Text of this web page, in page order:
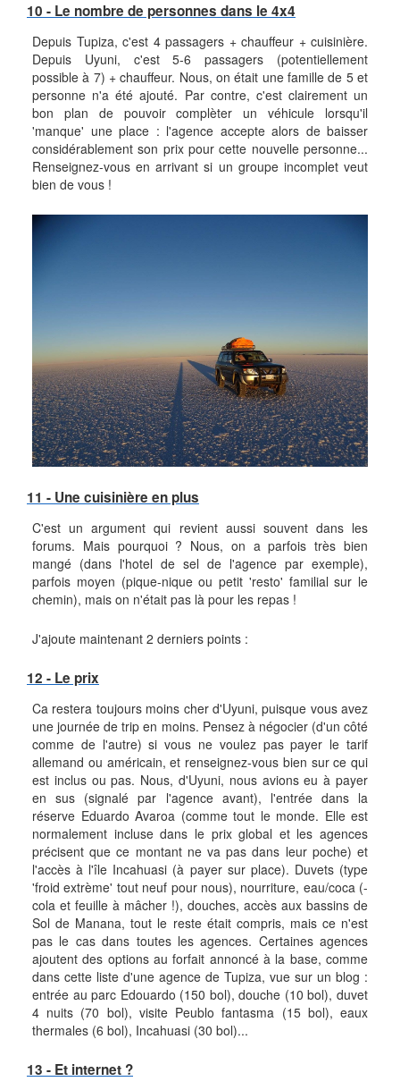
10 - Le nombre de personnes dans le 4x4
Depuis Tupiza, c'est 4 passagers + chauffeur + cuisinière.
Depuis Uyuni, c'est 5-6 passagers (potentiellement
possible à 7) + chauffeur. Nous, on était une famille de 5 et
personne n'a été ajouté. Par contre, c'est clairement un
bon plan de pouvoir complèter un véhicule lorsqu'il
'manque' une place : l'agence accepte alors de baisser
considérablement son prix pour cette nouvelle personne...
Renseignez-vous en arrivant si un groupe incomplet veut
bien de vous !
11 - Une cuisinière en plus
C'est un argument qui revient aussi souvent dans les
forums. Mais pourquoi ? Nous, on a parfois très bien
mangé (dans l'hotel de sel de l'agence par exemple),
parfois moyen (pique-nique ou petit 'resto' familial sur le
chemin), mais on n'était pas là pour les repas !
J'ajoute maintenant 2 derniers points :
12 - Le prix
Ca restera toujours moins cher d'Uyuni, puisque vous avez
une journée de trip en moins. Pensez à négocier (d'un côté
comme de l'autre) si vous ne voulez pas payer le tarif
allemand ou américain, et renseignez-vous bien sur ce qui
est inclus ou pas. Nous, d'Uyuni, nous avions eu à payer
en sus (signalé par l'agence avant), l'entrée dans la
réserve Eduardo Avaroa (comme tout le monde. Elle est
normalement incluse dans le prix global et les agences
précisent que ce montant ne va pas dans leur poche) et
l'accès à l'île Incahuasi (à payer sur place). Duvets (type
'froid extrème' tout neuf pour nous), nourriture, eau/coca (-
cola et feuille à mâcher !), douches, accès aux bassins de
Sol de Manana, tout le reste était compris, mais ce n'est
pas le cas dans toutes les agences. Certaines agences
ajoutent des options au forfait annoncé à la base, comme
dans cette liste d'une agence de Tupiza, vue sur un blog :
entrée au parc Edouardo (150 bol), douche (10 bol), duvet
4 nuits (70 bol), visite Peublo fantasma (15 bol), eaux
thermales (6 bol), Incahuasi (30 bol)...
13 - Et internet ?